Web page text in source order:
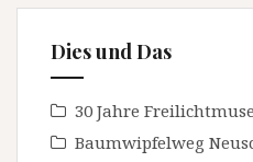
Dies und Das
30 Jahre
Baumwipfelweg